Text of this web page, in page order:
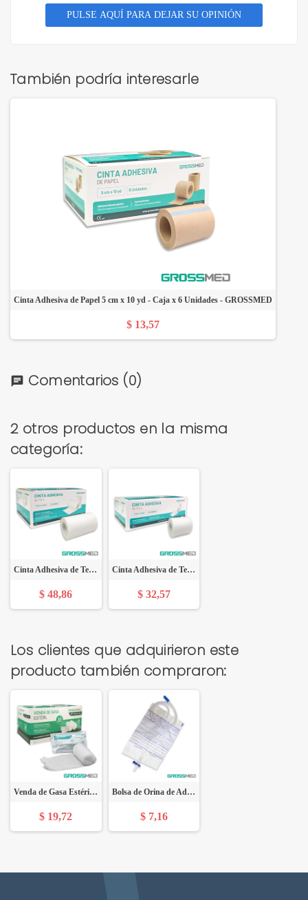
PULSE AQUÍ PARA DEJAR SU OPINIÓN
También podría interesarle
Cinta Adhesiva de Papel 5 cm x 10 yd - Caja x 6 Unidades - GROSSMED
$ 13,57
chat Comentarios (0)
2 otros productos en la misma
categoría:
Cinta Adhesiva de Tela 7.5 cm x 10 yd - Caja x 6 Unidades - GROSSMED
$ 48,86
Cinta Adhesiva de Tela 5 cm x 10 yd - Caja x 6 Unidades - GROSSMED
$ 32,57
Los clientes que adquirieron este
producto también compraron:
Venda de Gasa Estéril Para Quemaduras 4,5" x 4,1 Yardas - Caja x 10 Unidades - GROSSMED
$ 19,72
Bolsa de Orina de Adulto con Válvula T (2.000 mL) - Paquete x 10 Unidades - GROSSMED
$ 7,16